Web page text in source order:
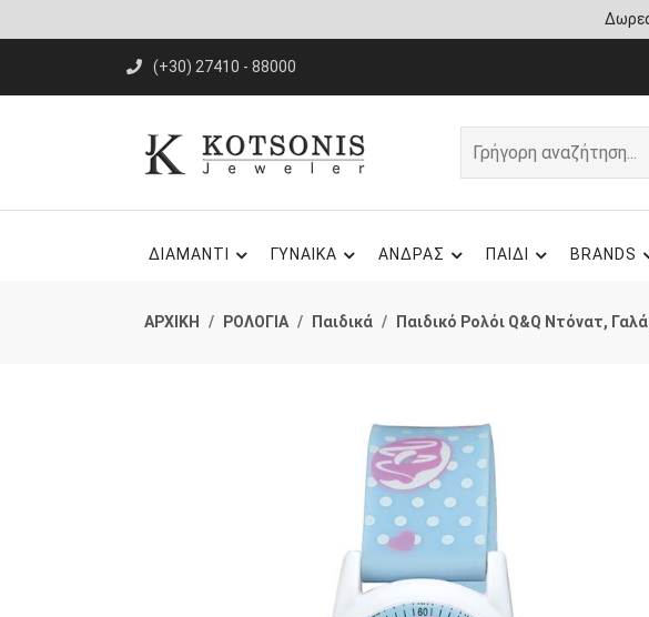
(+30) 27410 - 88000
ΔΙΑΜΑΝΤΙ ΓΥΝΑΙΚΑ ΑΝΔΡΑΣ ΠΑΙΔΙ BRANDS
ΑΡΧΙΚΗ ΡΟΛΟΓΙΑ Παιδικά Παιδικό Ρολόι Q&Q Ντόνατ,